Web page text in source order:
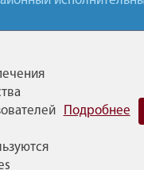
Подробнее